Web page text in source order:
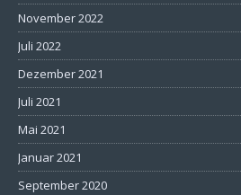
November 2022
Juli 2022
Dezember 2021
Juli 2021
Mai 2021
Januar 2021
September 2020